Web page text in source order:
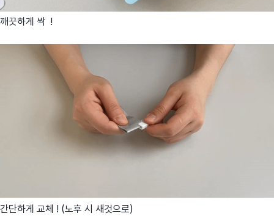
깨끗하게 싹 !
간단하게 교체 ! (노후 시 새것으로)